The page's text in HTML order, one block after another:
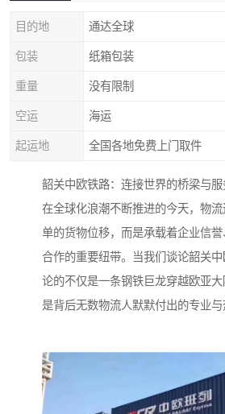
目的地 通达全球
包装 纸箱包装
重量 没有限制
空运 海运
起运地 全国各地免费上门取件
韶关中欧铁路：连接世界的桥梁与
在全球化浪潮不断推进的今天，物
单的货物位移，而是承载着企业信
合作的重要纽带。当我们谈论韶关
论的不仅是一条钢铁巨龙穿越欧亚
是背后无数物流人默默付出的专业与